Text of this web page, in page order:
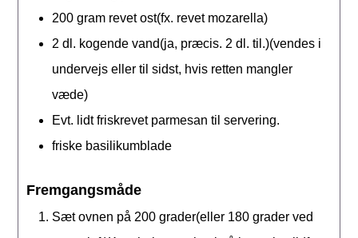
200 gram revet ost(fx. revet mozarella)
2 dl. kogende vand(ja, præcis. 2 dl. til.)(vendes i
undervejs eller til sidst, hvis retten mangler
væde)
Evt. lidt friskrevet parmesan til servering.
friske basilikumblade
Fremgangsmåde
Sæt ovnen på 200 grader(eller 180 grader ved